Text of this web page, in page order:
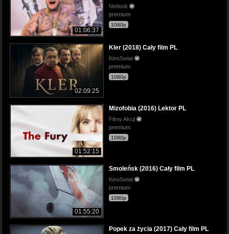
01:06:37
Netlook
premium
1080p
02:09:25
Kler (2018) Cały film PL
KinoSwiat
premium
1080p
01:52:15
Mizofobia (2016) Lektor PL
Filmy Akcji
premium
1080p
01:55:20
Smoleńsk (2016) Cały film PL
KinoSwiat
premium
1080p
Popek za życia (2017) Cały film PL